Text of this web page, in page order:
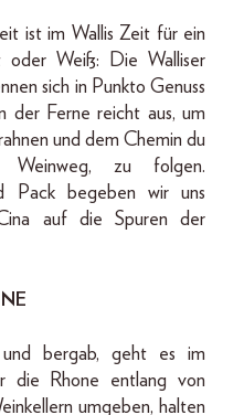
ist im Wallis Zeit für ein
Weiß: Die Walliser
sich in Punkto Genuss
der Ferne reicht aus, um
und dem Chemin du
Weinweg, zu folgen.
Pack begeben wir uns
auf die Spuren der
bergab, geht es im
die Rhone entlang von
umgeben, halten